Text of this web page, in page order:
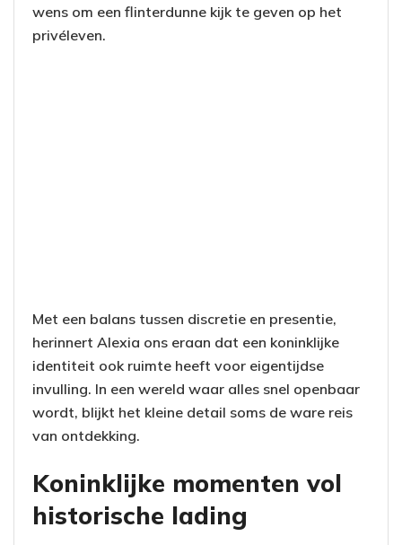
wens om een flinterdunne kijk te geven op het
privéleven.
Met een balans tussen discretie en presentie,
herinnert Alexia ons eraan dat een koninklijke
identiteit ook ruimte heeft voor eigentijdse
invulling. In een wereld waar alles snel openbaar
wordt, blijkt het kleine detail soms de ware reis
van ontdekking.
Koninklijke momenten vol
historische lading